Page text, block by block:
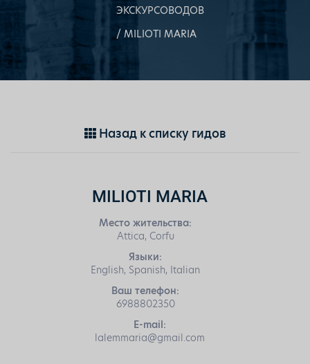
ЭКСКУРСОВОДОВ
MILIOTI MARIA
Назад к списку гидов
MILIOTI MARIA
Место жительства:
Attica, Corfu
Языки:
English, Spanish, Italian
Ваш телефон:
6988802350
E-mail:
lalemmaria@gmail.com